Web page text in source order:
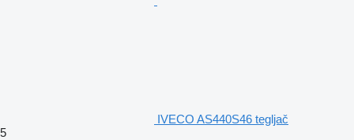
IVECO AS440S46 tegljač
5